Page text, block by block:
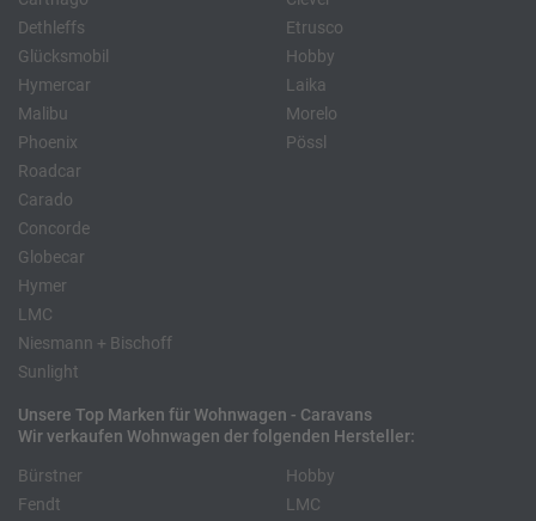
Dethleffs
Glücksmobil
Hymercar
Malibu
Phoenix
Roadcar
Etrusco
Hobby
Laika
Morelo
Pössl
Carado
Concorde
Globecar
Hymer
LMC
Niesmann + Bischoff
Sunlight
Unsere Top Marken für Wohnwagen - Caravans
Wir verkaufen Wohnwagen der folgenden Hersteller:
Bürstner
Fendt
Hobby
LMC